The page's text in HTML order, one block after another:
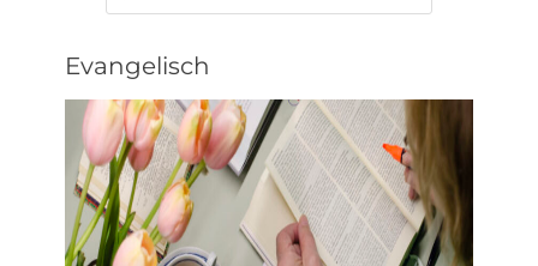
nach:
Evangelisch